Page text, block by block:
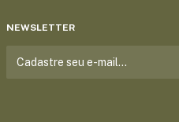
NEWSLETTER